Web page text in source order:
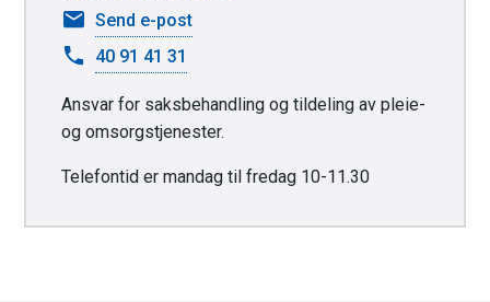
Send e-posttil
Tjenestekontoret
40 91 41 31
Ansvar for saksbehandling og tildeling av pleie-
og omsorgstjenester.
Telefontid er mandag til fredag 10-11.30